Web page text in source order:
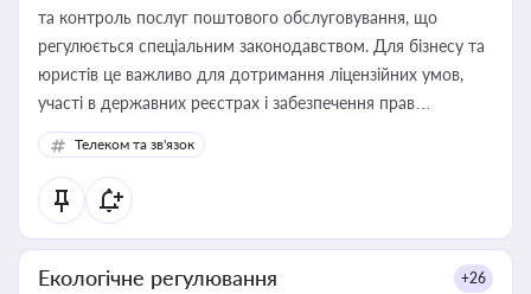
та контроль послуг поштового обслуговування, що
регулюється спеціальним законодавством. Для бізнесу та
юристів це важливо для дотримання ліцензійних умов,
участі в державних реєстрах і забезпечення прав
споживачів.
Телеком та зв'язок
Екологічне регулювання +26